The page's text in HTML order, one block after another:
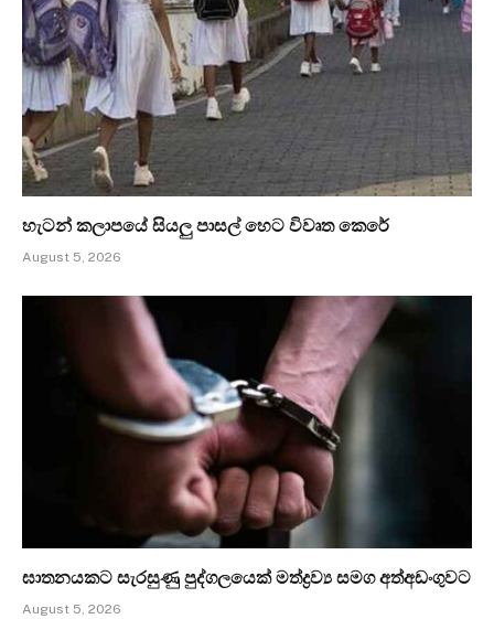
හැටන් කලාපයේ සියලු පාසල් හෙට විවෘත කෙරේ
August 5, 2026
ඝාතනයකට සැරසුණු පුද්ගලයෙක් මත්ද්‍රව්‍ය සමග අත්අඩංගුවට
August 5, 2026